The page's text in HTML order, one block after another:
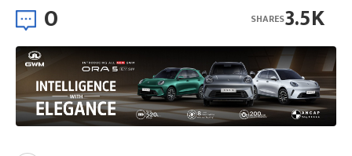
0 3.5K
SHARES